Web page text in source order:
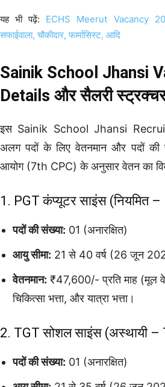
यह भी पढ़ें: ECHS Meerut Vacancy
सफाईवाला, चौकीदार, फार्मासिस्ट, आदि
Sainik School Jhansi
Details और सैलरी
इस Sainik School Jhansi
अलग पदों के लिए वेतनमान और पदों की
आयोग (7th CPC) के अनुसार वेतन का
1. PGT कंप्यूटर साइंस (नियमित
पदों की संख्या: 01 (अनारक्षित)
आयु सीमा: 21 से 40 वर्ष (26 जून
वेतनमान: ₹47,600/- प्रति माह (मूल
चिकित्सा भत्ता, और यात्रा भत्ता।
2. TGT सोशल साइंस (अस्थायी
पदों की संख्या: 01 (अनारक्षित)